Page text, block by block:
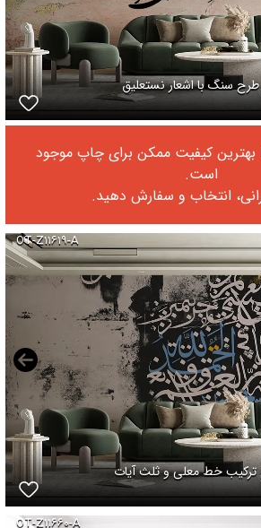
سنگ با اشعار نستعلیق
کیفیت ممکن برای چاپ موجود
است.
انتخاب و سفارش دهید.
OT-Z۱۱۶۱۹-A
خط معلی و ثلث آیات
OT-Z۱۱۶۶۰-A